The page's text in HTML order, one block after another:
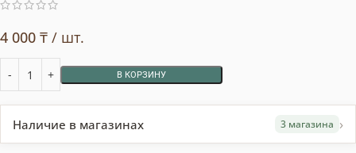
4 000 ₸ / шт.
В КОРЗИНУ
Наличие в магазинах 3 магазина ›